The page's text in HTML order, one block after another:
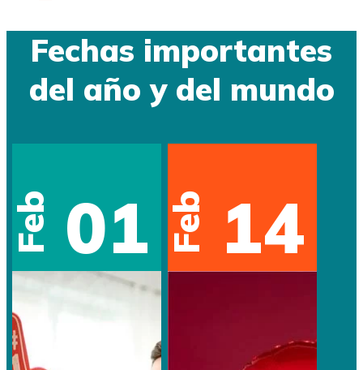
Fechas importantes
del año y del mundo
Feb 01 Feb 14